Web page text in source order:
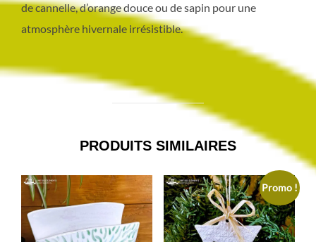
de cannelle, d’orange douce ou de sapin pour une
atmosphère hivernale irrésistible.
PRODUITS SIMILAIRES
Promo !